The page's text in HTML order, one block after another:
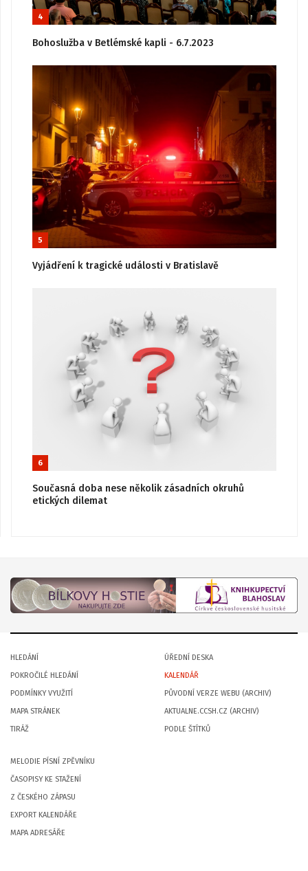
4
Bohoslužba v Betlémské kapli - 6.7.2023
5
Vyjádření k tragické události v Bratislavě
6
Současná doba nese několik zásadních okruhů
etických dilemat
HLEDÁNÍ
POKROČILÉ HLEDÁNÍ
PODMÍNKY VYUŽITÍ
MAPA STRÁNEK
TIRÁŽ
ÚŘEDNÍ DESKA
KALENDÁŘ
PŮVODNÍ VERZE WEBU (ARCHIV)
AKTUALNE.CCSH.CZ (ARCHIV)
PODLE ŠTÍTKŮ
MELODIE PÍSNÍ ZPĚVNÍKU
ČASOPISY KE STAŽENÍ
Z ČESKÉHO ZÁPASU
EXPORT KALENDÁŘE
MAPA ADRESÁŘE